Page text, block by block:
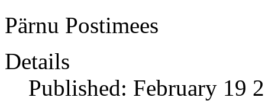
Pärnu Postimees
Details
Published: February 19